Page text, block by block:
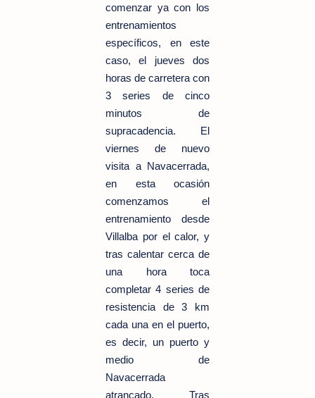
comenzar ya con los
entrenamientos
específicos, en este
caso, el jueves dos
horas de carretera con
3 series de cinco
minutos de
supracadencia. El
viernes de nuevo
visita a Navacerrada,
en esta ocasión
comenzamos el
entrenamiento desde
Villalba por el calor, y
tras calentar cerca de
una hora toca
completar 4 series de
resistencia de 3 km
cada una en el puerto,
es decir, un puerto y
medio de
Navacerrada
atrancado. Tras